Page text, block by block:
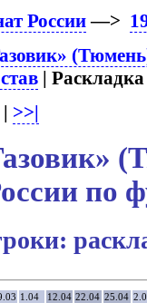
России—>
|
| >>|
по
1.04 12.04 22.04 25.04